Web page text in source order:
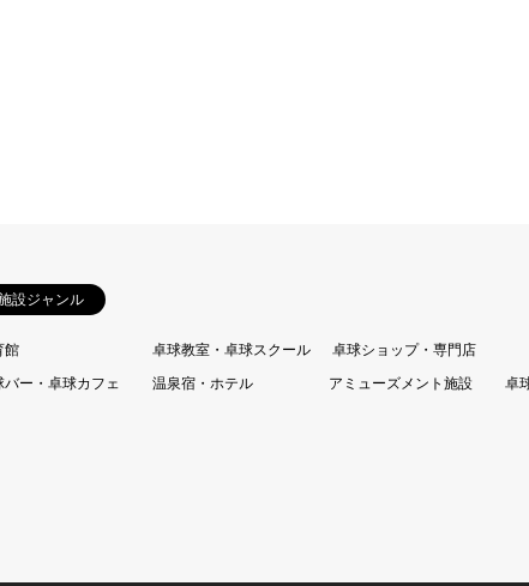
設ジャンル
館 卓球教室・卓球スクール
卓球ショップ・専門店
バー・卓球カフェ
温泉宿・ホテル アミューズメント施設 卓